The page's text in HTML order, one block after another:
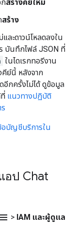
กสร้างคีย์ใหม่
สร้าง
ละดาวน์โหลดลงใน
บันทึกไฟล์ JSON ที่
ในไดเรกทอรีงาน
คีย์นี้ หลังจาก
อีกครั้งไม่ได้ ดูข้อมูล
แนวทางปฏิบัติ
อบัญชีบริการใน
อป Chat
> IAM และผู้ดูแล